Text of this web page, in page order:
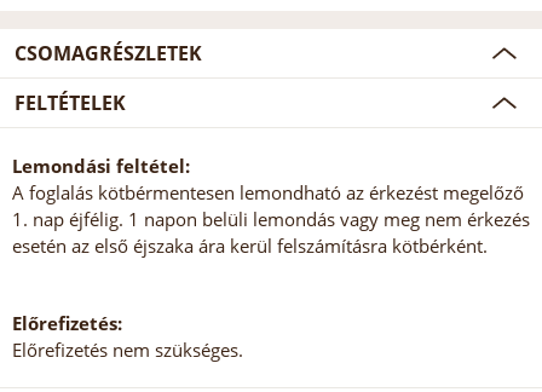
CSOMAGRÉSZLETEK
FELTÉTELEK
Lemondási feltétel:
A foglalás kötbérmentesen lemondható az érkezést megelőző
1. nap éjfélig. 1 napon belüli lemondás vagy meg nem érkezés
esetén az első éjszaka ára kerül felszámításra kötbérként.
Előrefizetés:
Előrefizetés nem szükséges.